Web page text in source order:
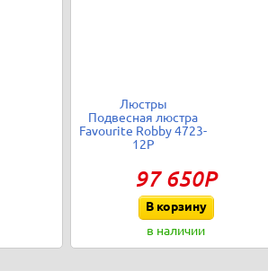
Люстры
Подвесная люстра
Favourite Robby 4723-
12P
97 650Р
В корзину
в наличии